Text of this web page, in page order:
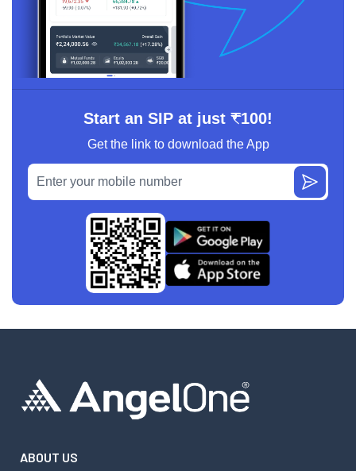
Start an SIP at just ₹100!
Get the link to download the App
ABOUT US